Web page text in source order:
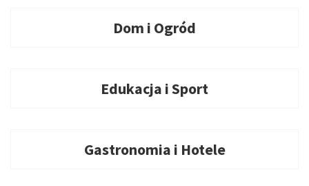
Dom i Ogród
Edukacja i Sport
Gastronomia i Hotele